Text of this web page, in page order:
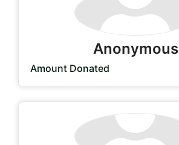
Anonymous
Amount Donated